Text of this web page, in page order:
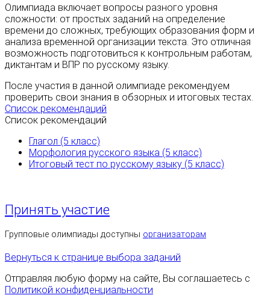
Олимпиада включает вопросы разного уровня
сложности: от простых заданий на определение
времени до сложных, требующих образования форм и
анализа временной организации текста. Это отличная
возможность подготовиться к контрольным работам,
диктантам и ВПР по русскому языку.
После участия в данной олимпиаде рекомендуем
проверить свои знания в обзорных и итоговых тестах.
Список рекомендаций
Список рекомендаций
Глагол (5 класс)
Морфология русского языка (5 класс)
Итоговый тест по русскому языку (5 класс)
Принять участие
Групповые олимпиады доступны организаторам
Вернуться к странице выбора заданий
Отправляя любую форму на сайте, Вы соглашаетесь с
Политикой конфиденциальности